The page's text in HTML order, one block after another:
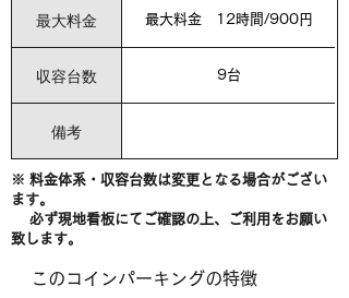
最大料金 最大料金 12時間/900円
収容台数 9台
備考
※ 料金体系・収容台数は変更となる場合がござい
ます。
必ず現地看板にてご確認の上、ご利用をお願い
致します。
このコインパーキングの特徴